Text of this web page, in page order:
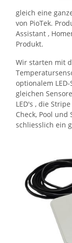
gleich eine
von PioTek.
Assistant ,
Produkt.
Wir starten mit
optionalem
gleichen
LED's , die
Check, Pool
schliesslich ein